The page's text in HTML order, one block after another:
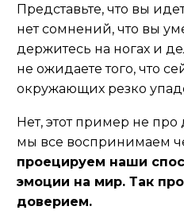
Представьте, что вы
нет сомнений, что вы
держитесь на ногах и
не ожидаете того, что
окружающих резко
Нет, этот пример не про
мы все воспринимаем
проецируем наши
эмоции на мир. Так
доверием.